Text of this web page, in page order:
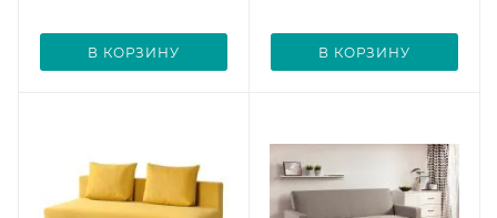
В КОРЗИНУ В КОРЗИНУ